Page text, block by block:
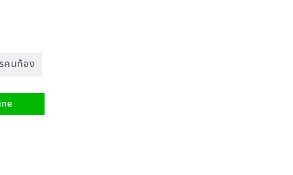
คนท้อง